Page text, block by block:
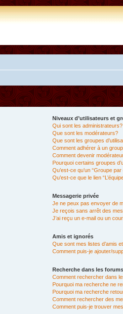
Niveaux d’utilisateurs et
Qui sont les administrateurs?
Que sont les modérateurs?
Que sont les groupes
Comment adhérer à un
Comment devenir
Pourquoi certains groupes
Qu’est-ce qu’un “Groupe par
Qu’est-ce que le lien
Messagerie privée
Je ne peux pas envoyer de
Je reçois sans arrêt des
J’ai reçu un e-mail ou un
Amis et ignorés
Que sont mes listes d’amis
Comment puis-je ajouter/
Recherche dans les forums
Comment rechercher dans
Pourquoi ma recherche ne
Pourquoi ma recherche
Comment rechercher des
Comment puis-je trouver